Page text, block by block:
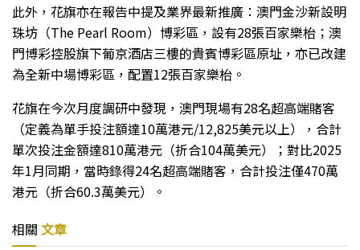
此外，花旗亦在報告中提及業界最新推廣：澳門金沙新設明
珠坊（The Pearl Room）博彩區，設有28張百家樂枱；澳
門博彩控股旗下葡京酒店三樓的貴賓博彩區原址，亦已改建
為全新中場博彩區，配置12張百家樂枱。
花旗在今次月度調研中發現，澳門現場有28名超高端賭客
（定義為單手投注額達10萬港元/12,825美元以上），合計
單次投注金額達810萬港元（折合104萬美元）；對比2025
年1月同期，當時錄得24名超高端賭客，合計投注僅470萬
港元（折合60.3萬美元）。
相關 文章